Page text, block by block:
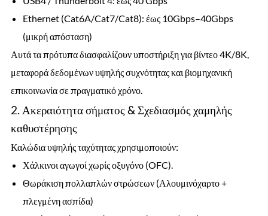
Ethernet (Cat6A/Cat7/Cat8): έως 10Gbps–40Gbps
(μικρή απόσταση)
Αυτά τα πρότυπα διασφαλίζουν υποστήριξη για βίντεο 4K/8K,
μεταφορά δεδομένων υψηλής συχνότητας και βιομηχανική
επικοινωνία σε πραγματικό χρόνο.
2. Ακεραιότητα σήματος & Σχεδιασμός χαμηλής
καθυστέρησης
Καλώδια υψηλής ταχύτητας χρησιμοποιούν:
Χάλκινοι αγωγοί χωρίς οξυγόνο (OFC).
Θωράκιση πολλαπλών στρώσεων (Αλουμινόχαρτο +
πλεγμένη ασπίδα)